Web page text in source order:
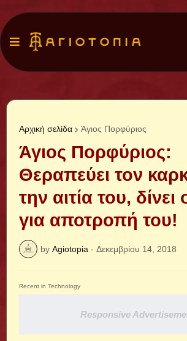
Αρχική σελίδα Άγιος Πορφύριος
Άγιος Πορφύριος:
Θεραπεύει τον
την αιτία του, δίνει
για αποτροπή του!
by Agiotopia - Δεκεμβρίου 14, 2018
Recent in Technology
Responsive